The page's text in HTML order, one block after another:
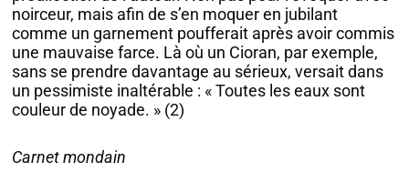
noirceur, mais afin de s’en moquer en jubilant
comme un garnement poufferait après avoir commis
une mauvaise farce. Là où un Cioran, par exemple,
sans se prendre davantage au sérieux, versait dans
un pessimiste inaltérable : « Toutes les eaux sont
couleur de noyade. » (2)
Carnet mondain